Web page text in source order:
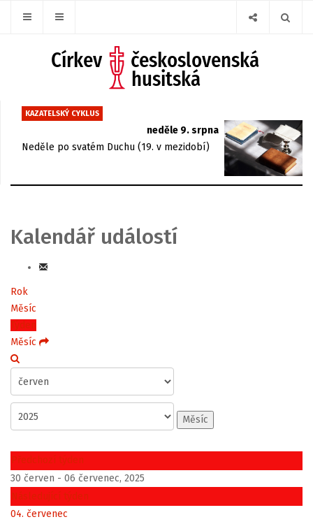
KAZATELSKÝ CYKLUS
neděle 9. srpna
Neděle po svatém Duchu (19. v mezidobí)
Kalendář událostí
Rok
Měsíc
Týden
Měsíc
Měsíc
Předchozí týden
30 červen - 06 červenec, 2025
Následující týden
04. červenec